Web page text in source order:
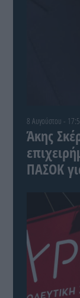
8 Αυγούστου -
Άκης
ΠΑΣΟΚ